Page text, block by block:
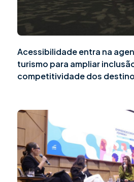
Acessibilidade entra na
turismo para ampliar
competitividade dos